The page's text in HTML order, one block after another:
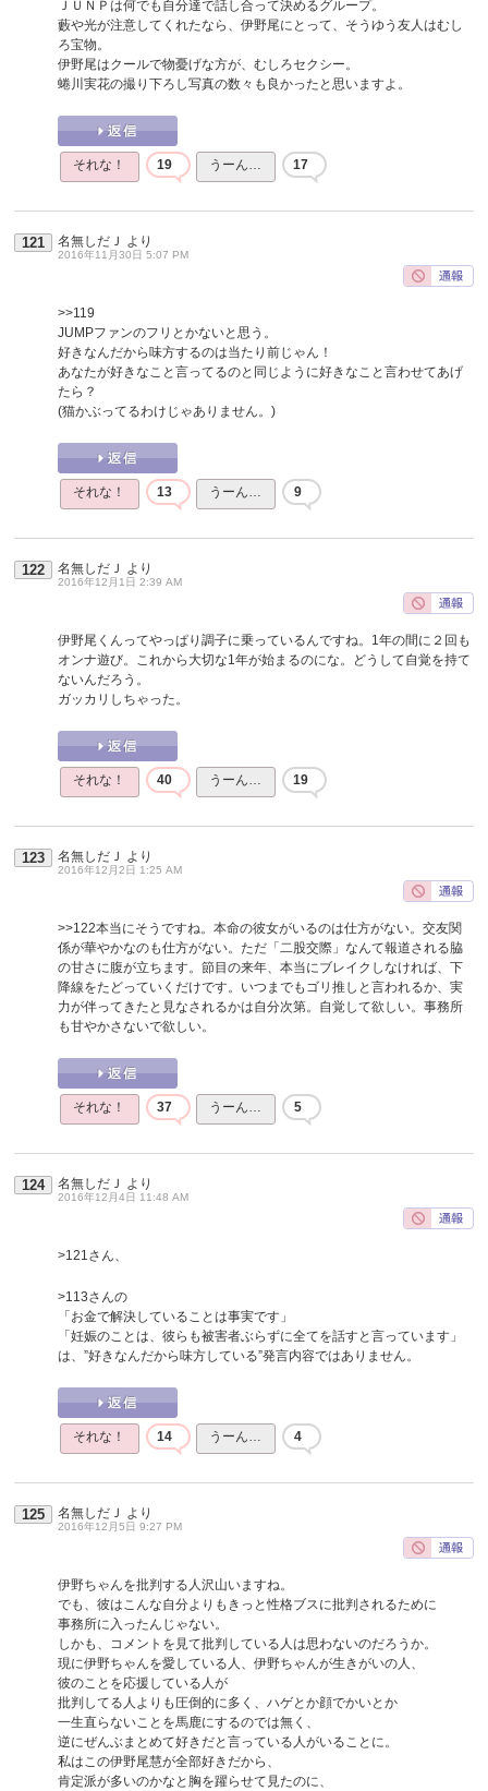
ＪＵＮＰは何でも自分達で話し合って決めるグループ。
藪や光が注意してくれたなら、伊野尾にとって、そうゆう友人はむし
ろ宝物。
伊野尾はクールで物憂げな方が、むしろセクシー。
蜷川実花の撮り下ろし写真の数々も良かったと思いますよ。
それな！ 19 うーん… 17
121 名無しだＪ より
2016年11月30日 5:07 PM
>>119
JUMPファンのフリとかないと思う。
好きなんだから味方するのは当たり前じゃん！
あなたが好きなこと言ってるのと同じように好きなこと言わせてあげ
たら？
(猫かぶってるわけじゃありません。)
それな！ 13 うーん… 9
122 名無しだＪ より
2016年12月1日 2:39 AM
伊野尾くんってやっぱり調子に乗っているんですね。1年の間に２回も
オンナ遊び。これから大切な1年が始まるのにな。どうして自覚を持て
ないんだろう。
ガッカリしちゃった。
それな！ 40 うーん… 19
123 名無しだＪ より
2016年12月2日 1:25 AM
>>122本当にそうですね。本命の彼女がいるのは仕方がない。交友関
係が華やかなのも仕方がない。ただ「二股交際」なんて報道される脇
の甘さに腹が立ちます。節目の来年、本当にブレイクしなければ、下
降線をたどっていくだけです。いつまでもゴリ推しと言われるか、実
力が伴ってきたと見なされるかは自分次第。自覚して欲しい。事務所
も甘やかさないで欲しい。
それな！ 37 うーん… 5
124 名無しだＪ より
2016年12月4日 11:48 AM
>121さん、
>113さんの
「お金で解決していることは事実です」
「妊娠のことは、彼らも被害者ぶらずに全てを話すと言っています」
は、”好きなんだから味方している”発言内容ではありません。
それな！ 14 うーん… 4
125 名無しだＪ より
2016年12月5日 9:27 PM
伊野ちゃんを批判する人沢山いますね。
でも、彼はこんな自分よりもきっと性格ブスに批判されるために
事務所に入ったんじゃない。
しかも、コメントを見て批判している人は思わないのだろうか。
現に伊野ちゃんを愛している人、伊野ちゃんが生きがいの人、
彼のことを応援している人が
批判してる人よりも圧倒的に多く、ハゲとか顔でかいとか
一生直らないことを馬鹿にするのでは無く、
逆にぜんぶまとめて好きだと言っている人がいることに。
私はこの伊野尾慧が全部好きだから、
肯定派が多いのかなと胸を躍らせて見たのに、